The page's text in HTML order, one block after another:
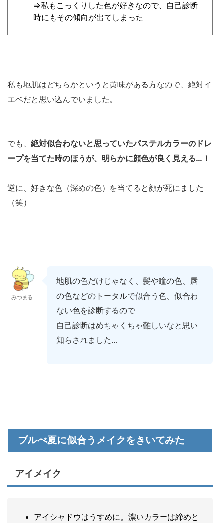
⇒私もこっくりした色が好きなので、自己診断
時にもその傾向が出てしまった
私も地肌はどちらかというと黄味がある方なので、絶対イ
エベだと思い込んでいました。
でも、 絶対似合わないと思っていたパステルカラーのドレ
ープを当てた時のほうが、明らかに顔色が良く見える…！
逆に、好きな色（深めの色）を当てると顔が死にました
（笑）
みつまる
地肌の色だけじゃなく、髪や瞳の色、唇
の色などのトータルで似合う色、似合わ
ない色を診断するので
自己診断はめちゃくちゃ難しいなと思い
知らされました…
ブルべ夏に似合うメイクをきいてみた
アイメイク
アイシャドウはうすめに。濃いカラーは締めと